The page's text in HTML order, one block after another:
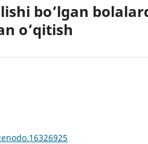
bo‘lgan
o‘qitish